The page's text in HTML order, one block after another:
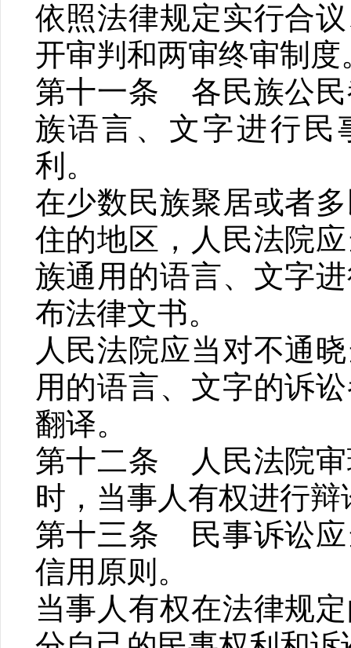
依照法律规定实行合
开审判和两审终审制度
第十一条 各民族公民
族语言、文字进行民
利。
在少数民族聚居或者
住的地区，人民法院
族通用的语言、文字
布法律文书。
人民法院应当对不通
用的语言、文字的诉
翻译。
第十二条 人民法院审
时，当事人有权进行辩
第十三条 民事诉讼应
信用原则。
当事人有权在法律规